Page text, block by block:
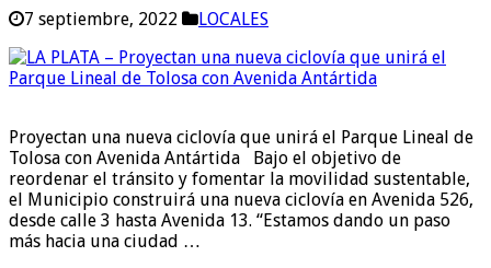
7 septiembre, 2022 LOCALES
Proyectan una nueva ciclovía que unirá el Parque Lineal de
Tolosa con Avenida Antártida Bajo el objetivo de
reordenar el tránsito y fomentar la movilidad sustentable,
el Municipio construirá una nueva ciclovía en Avenida 526,
desde calle 3 hasta Avenida 13. “Estamos dando un paso
más hacia una ciudad …